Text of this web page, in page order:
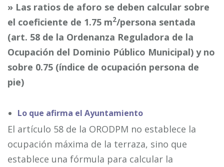
» Las ratios de aforo se deben calcular sobre
el coeficiente de 1.75 m2/persona sentada
(art. 58 de la Ordenanza Reguladora de la
Ocupación del Dominio Público Municipal) y no
sobre 0.75 (índice de ocupación persona de
pie)
Lo que afirma el Ayuntamiento
El artículo 58 de la ORODPM no establece la
ocupación máxima de la terraza, sino que
establece una fórmula para calcular la